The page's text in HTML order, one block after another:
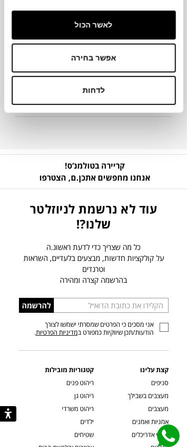
לאשר הכול
אפשר בחירה
לדחות
מידע על חומרים
מק"ט
פרטים נוספים
קריירה בטולמנ’ס!
אנחנו מחפשים אתכן.ם, הצטרפו
עוד לא נרשמת לניוזלטר
שלנו?!
כל מה שצריך כדי לדעת ראשונ.ה
על קולקציות חדשות, מבצעים בלעדיים, השראות
וטרנדים
בהרשמה קצרה ומהירה
הכניסו
כתובת
דוא”ל
להרשמה
אני מסכים כי הפרטים שמסרתי ישמשו לצורך
הודעות/תכן שיווקיות כמפורט במדיניות הפרטיות.
קצת עלינו
סניפים
מעצבים בשבילך
מעצבים
אמניות ואמנים
קשרי אדריכלים
קטגוריות מובילות
ריהוט פנים
ריהוט גן
ריהוט משרדי
ילדים
שטיחים